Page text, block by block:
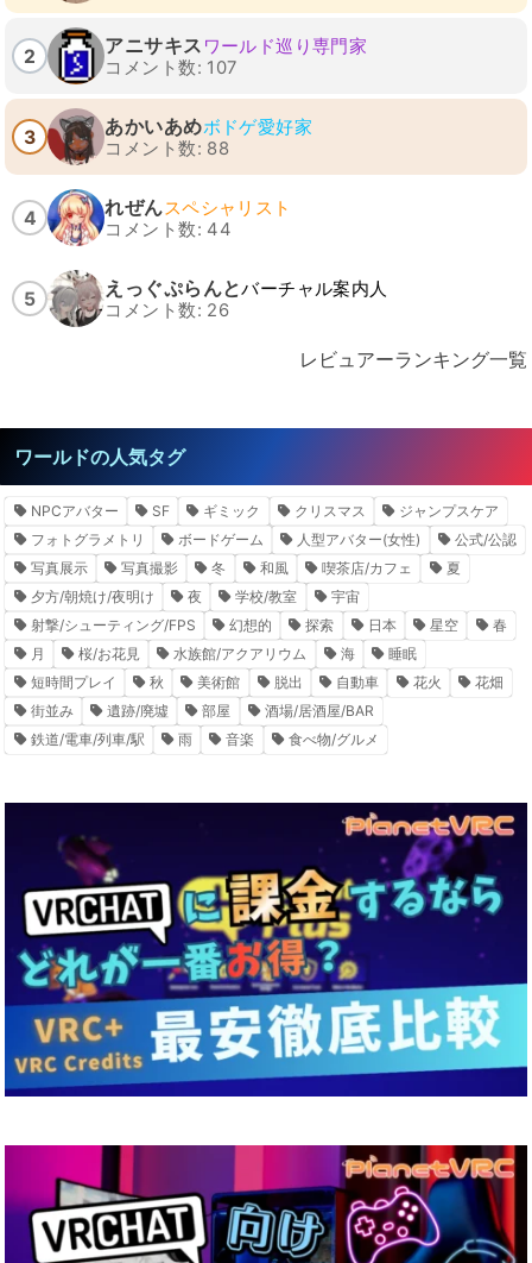
2 アニサキス ワールド巡り専門家
コメント数: 107
3 あかいあめボドゲ愛好家
コメント数: 88
4 れぜんスペシャリスト
コメント数: 44
5 えっぐぷらんとバーチャル案内人
コメント数: 26
レビュアーランキング一覧
ワールドの人気タグ
NPCアバター SF ギミック クリスマス
ジャンプスケア
フォトグラメトリ
ボードゲーム 人型アバター(女性)
公式/公認
写真展示
写真撮影 冬 和風 喫茶店/カフェ
夏
夕方/朝焼け/夜明け
夜 学校/教室
宇宙
射撃/シューティング/FPS
幻想的 探索 日本 星空
春
月
桜/お花見 水族館/アクアリウム 海
睡眠
短時間プレイ
秋 美術館 脱出 自動車 花火
花畑
街並み
遺跡/廃墟 部屋
酒場/居酒屋/BAR
鉄道/電車/列車/駅
雨 音楽 食べ物/グルメ